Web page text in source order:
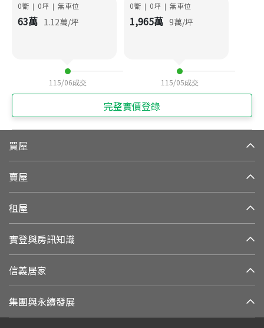
0衛 | 0坪 | 無車位
63萬 1.12萬/坪
115/06成交
0衛 | 0坪 | 無車位
1,965萬 9萬/坪
115/05成交
完整實價登錄
買屋
賣屋
租屋
實登與房訊知識
信義居家
集團與永續發展